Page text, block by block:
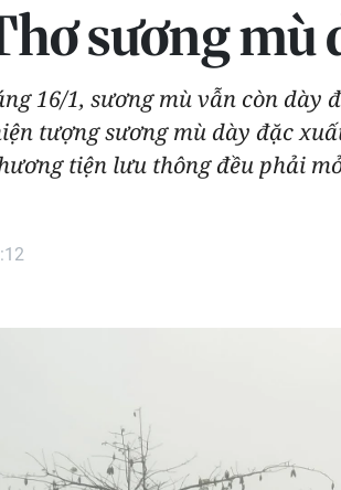
sương mù
16/1, sương mù vẫn còn dày
tượng sương mù dày đặc
tiện lưu thông đều phải